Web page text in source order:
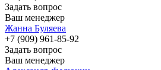
Задать вопрос
Ваш менеджер
Жанна Буляева
+7 (909) 961-85-92
Задать вопрос
Ваш менеджер